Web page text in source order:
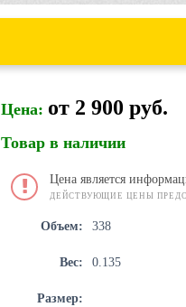
Цена: от 2 900 руб.
Товар в наличии
Цена является
ДЕЙСТВУЮЩИЕ ЦЕНЫ
Объем: 338
Вес: 0.135
Размер: